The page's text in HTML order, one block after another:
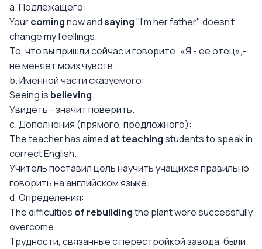
a. Подлежащего:
Yourcomingnow andsaying"I'm her father" doesn't
change my feellings.
To, что вы пришли сейчас и говорите: «Я - ее отец»,-
не меняет моих чувств.
b. Именной части сказуемого:
Seeing is believing.
Увидеть - значит поверить.
c. Дополнения (прямого, предложного):
The teacher has aimed at teachingstudents to speak in
correct English.
Учитель поставил цель научить учащихся правильно
говорить на английском языке.
d. Определения:
The difficulties of rebuildingthe plant were successfully
overcome.
Трудности, связанные с перестройкой завода, были